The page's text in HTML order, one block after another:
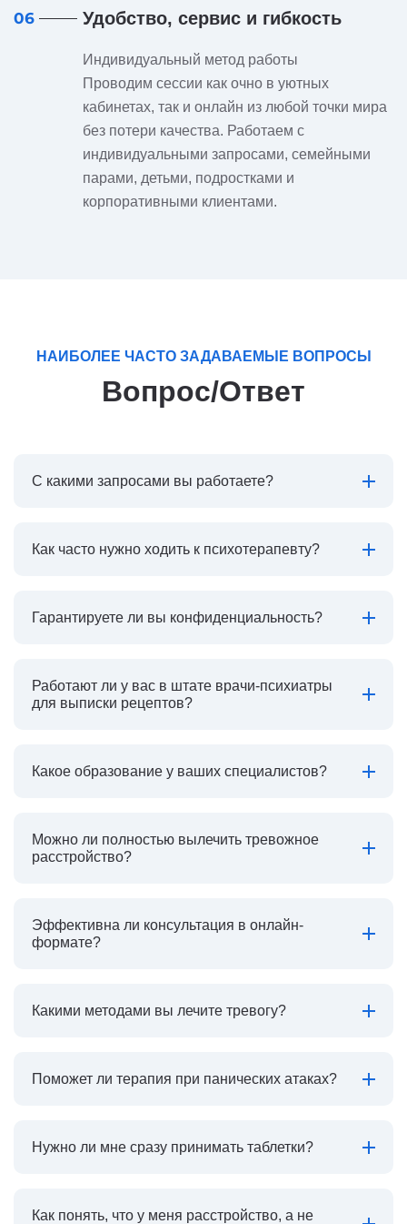
06 Удобство, сервис и гибкость
Индивидуальный метод работы
Проводим сессии как очно в уютных
кабинетах, так и онлайн из любой точки мира
без потери качества. Работаем с
индивидуальными запросами, семейными
парами, детьми, подростками и
корпоративными клиентами.
НАИБОЛЕЕ ЧАСТО ЗАДАВАЕМЫЕ ВОПРОСЫ
Вопрос/Ответ
С какими запросами вы работаете?
Как часто нужно ходить к психотерапевту?
Гарантируете ли вы конфиденциальность?
Работают ли у вас в штате врачи-психиатры
для выписки рецептов?
Какое образование у ваших специалистов?
Можно ли полностью вылечить тревожное
расстройство?
Эффективна ли консультация в онлайн-
формате?
Какими методами вы лечите тревогу?
Поможет ли терапия при панических атаках?
Нужно ли мне сразу принимать таблетки?
Как понять, что у меня расстройство, а не